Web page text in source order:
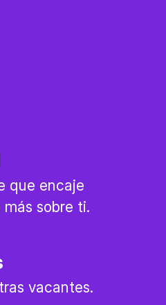
que encaje
sobre ti.
vacantes.